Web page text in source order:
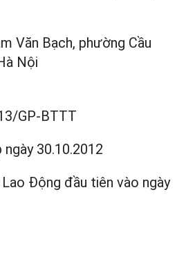
Văn Bạch, phường Cầu
Nội
GP-BTTT
ngày 30.10.2012
Động đầu tiên vào ngày